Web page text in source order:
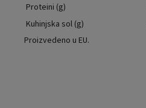
Proteini (g)
Kuhinjska sol (g)
Proizvedeno u EU.